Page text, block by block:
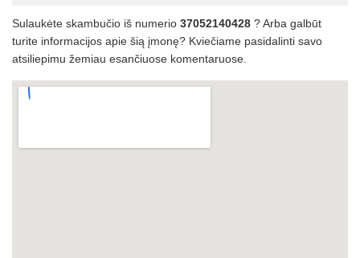
Sulaukėte skambučio iš numerio 37052140428 ? Arba galbūt
turite informacijos apie šią įmonę? Kviečiame pasidalinti savo
atsiliepimu žemiau esančiuose komentaruose.